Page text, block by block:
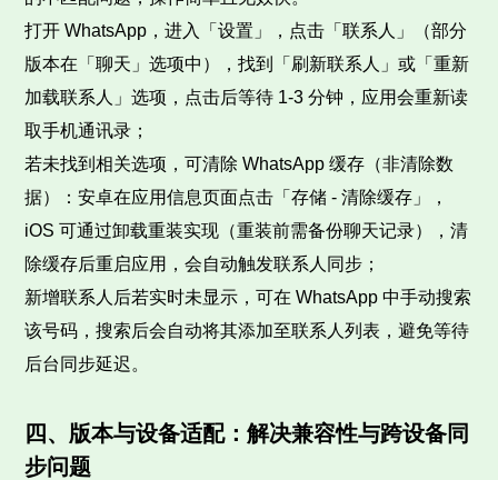
打开 WhatsApp，进入「设置」，点击「联系人」（部分
版本在「聊天」选项中），找到「刷新联系人」或「重新
加载联系人」选项，点击后等待 1-3 分钟，应用会重新读
取手机通讯录；
若未找到相关选项，可清除 WhatsApp 缓存（非清除数
据）：安卓在应用信息页面点击「存储 - 清除缓存」，
iOS 可通过卸载重装实现（重装前需备份聊天记录），清
除缓存后重启应用，会自动触发联系人同步；
新增联系人后若实时未显示，可在 WhatsApp 中手动搜索
该号码，搜索后会自动将其添加至联系人列表，避免等待
后台同步延迟。
四、版本与设备适配：解决兼容性与跨设备同
步问题